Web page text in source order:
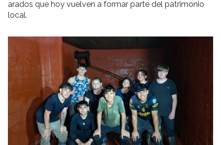
arados que hoy vuelven a formar parte del patrimonio
local.